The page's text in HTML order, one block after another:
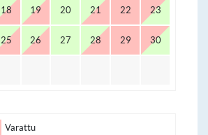
18 19 20 21 22 23
25 26 27 28 29 30
Varattu